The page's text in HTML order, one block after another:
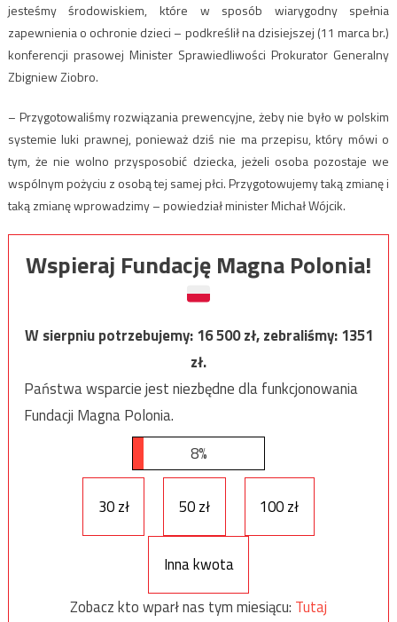
jesteśmy środowiskiem, które w sposób wiarygodny spełnia
zapewnienia o ochronie dzieci – podkreślił na dzisiejszej (11 marca br.)
konferencji prasowej Minister Sprawiedliwości Prokurator Generalny
Zbigniew Ziobro.
– Przygotowaliśmy rozwiązania prewencyjne, żeby nie było w polskim
systemie luki prawnej, ponieważ dziś nie ma przepisu, który mówi o
tym, że nie wolno przysposobić dziecka, jeżeli osoba pozostaje we
wspólnym pożyciu z osobą tej samej płci. Przygotowujemy taką zmianę i
taką zmianę wprowadzimy – powiedział minister Michał Wójcik.
Wspieraj Fundację Magna Polonia!
W sierpniu potrzebujemy:16 500zł, zebraliśmy:1351
zł.
Państwa wsparcie jest niezbędne dla funkcjonowania
Fundacji Magna Polonia.
8%
30 zł 50 zł 100 zł
Inna kwota
Zobacz kto wparł nas tym miesiącu: Tutaj